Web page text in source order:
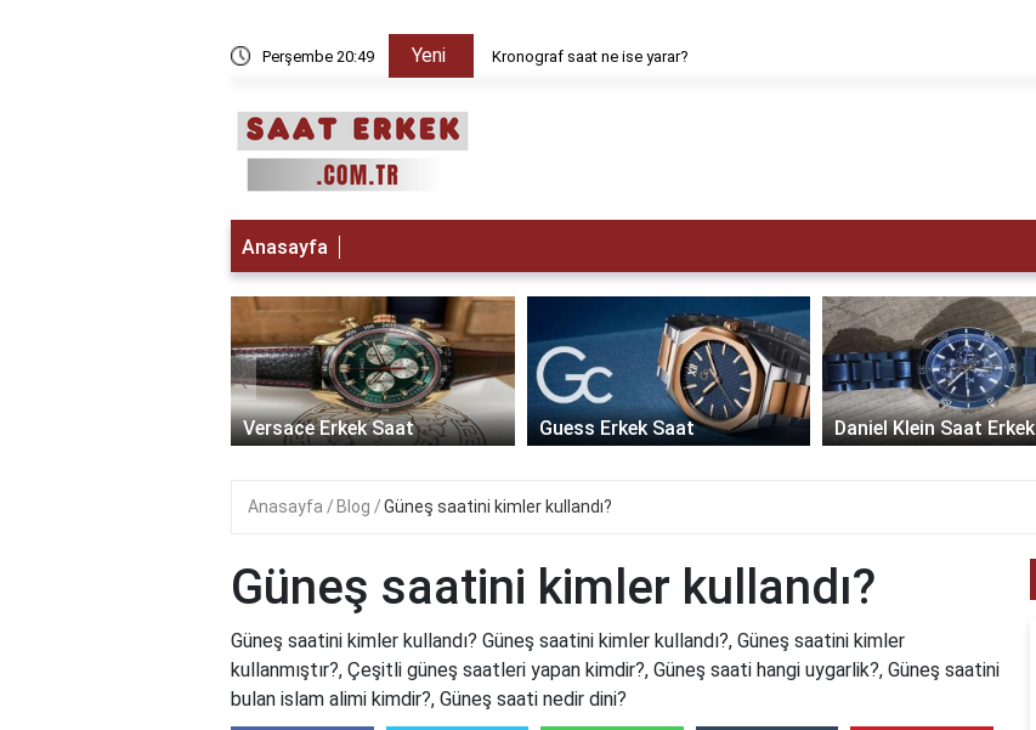
Perşembe 20:49 Yeni Kronograf saat ne ise yarar?
Anasayfa
Versace Erkek Saat Guess Erkek Saat Daniel Klein Saat Erkek
‹
Anasayfa Blog Güneş saatini kimler kullandı?
Güneş saatini kimler kullandı?
Güneş saatini kimler kullandı? Güneş saatini kimler kullandı?, Güneş saatini kimler
kullanmıştır?, Çeşitli güneş saatleri yapan kimdir?, Güneş saati hangi uygarlik?, Güneş saatini
bulan islam alimi kimdir?, Güneş saati nedir dini?